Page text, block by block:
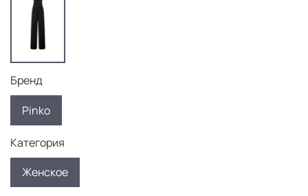
Бренд
Pinko
Категория
Женское